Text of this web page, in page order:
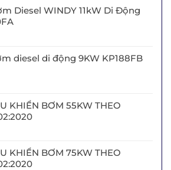
Diesel WINDY 11kW Di Động
diesel di động 9KW KP188FB
KHIỂN BƠM 55KW THEO
KHIỂN BƠM 75KW THEO